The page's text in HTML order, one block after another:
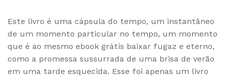
Este livro é uma cápsula do tempo, um instantâneo
de um momento particular no tempo, um momento
que é ao mesmo ebook grátis baixar fugaz e eterno,
como a promessa sussurrada de uma brisa de verão
em uma tarde esquecida. Esse foi apenas um livro